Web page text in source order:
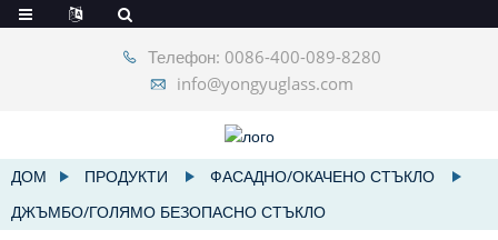
Телефон: 0086-400-089-8280
info@yongyuglass.com
ДОМ ПРОДУКТИ
ФАСАДНО/ОКАЧЕНО СТЪКЛО
ДЖЪМБО/ГОЛЯМО БЕЗОПАСНО СТЪКЛО